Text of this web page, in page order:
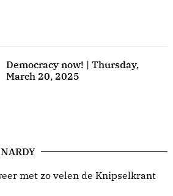
Democracy now! | Thursday,
March 20, 2025
met zo velen de Knipselkrant